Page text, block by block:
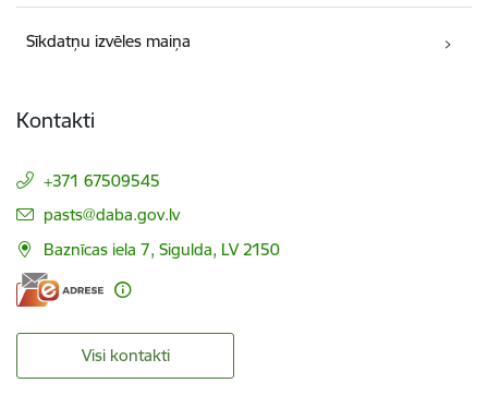
Sīkdatņu izvēles maiņa
Kontakti
+371 67509545
E-pasts:
pasts@daba.gov.lv
Baznīcas iela 7, Sigulda, LV 2150
Visi kontakti